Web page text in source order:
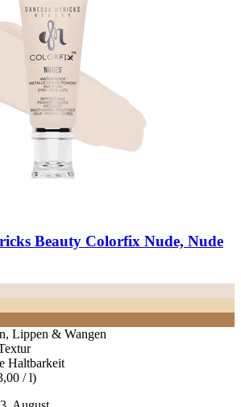
Beauty Colorfix Nude, Nude
Lippen & Wangen
Haltbarkeit
/ l)